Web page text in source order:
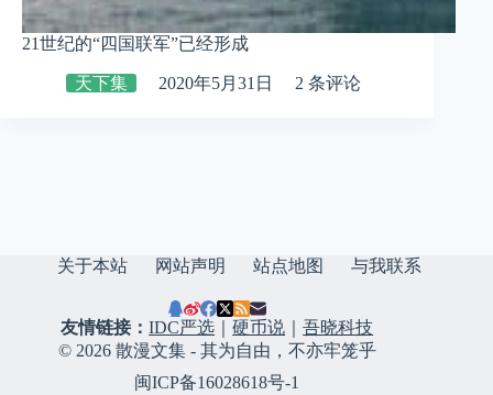
21世纪的“四国联军”已经形成
天下集 2020年5月31日 2 条评论
关于本站 网站声明 站点地图 与我联系
友情链接：IDC严选 ｜硬币说 ｜吾晓科技
© 2026 散漫文集 - 其为自由，不亦牢笼乎
闽ICP备16028618号-1